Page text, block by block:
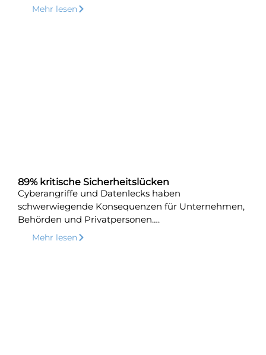
Mehr lesen
89% kritische Sicherheitslücken
Cyberangriffe und Datenlecks haben
schwerwiegende Konsequenzen für Unternehmen,
Behörden und Privatpersonen….
Mehr lesen